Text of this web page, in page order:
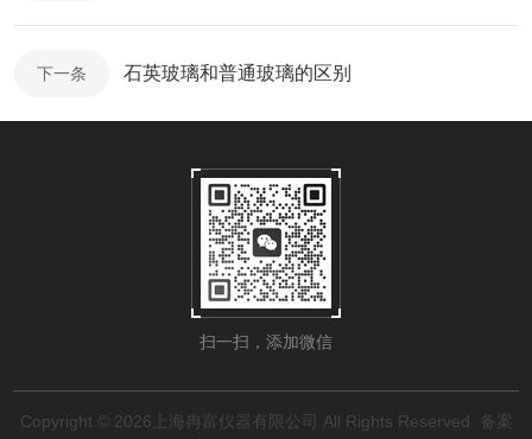
下一条 石英玻璃和普通玻璃的区别
扫一扫，添加微信
Copyright © 2026上海冉富仪器有限公司 All Rights Reserved
备案